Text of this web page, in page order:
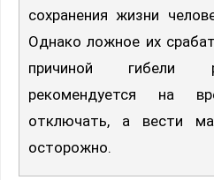
сохранения жизни
Однако ложное их
причиной гибели
рекомендуется на
отключать, а вести
осторожно.